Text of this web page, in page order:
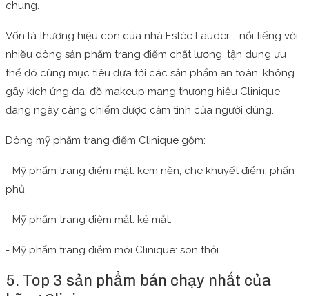
chung.
Vốn là thương hiệu con của nhà Estée Lauder - nổi tiếng với
nhiều dòng sản phẩm trang điểm chất lượng, tận dụng ưu
thế đó cùng mục tiêu đưa tới các sản phẩm an toàn, không
gây kích ứng da, đồ makeup mang thương hiệu Clinique
đang ngày càng chiếm được cảm tình của người dùng.
Dòng mỹ phẩm trang điểm Clinique gồm:
- Mỹ phẩm trang điểm mặt: kem nền, che khuyết điểm, phấn
phủ
- Mỹ phẩm trang điểm mắt: kẻ mắt.
- Mỹ phẩm trang điểm môi Clinique: son thỏi
5. Top 3 sản phẩm bán chạy nhất của